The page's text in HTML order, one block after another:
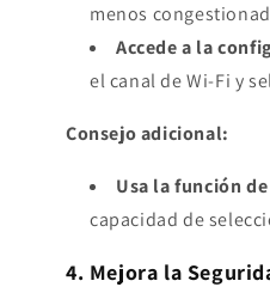
menos
Accede a la
el canal de Wi-Fi y
Consejo adicional:
Usa la función
capacidad de
4. Mejora la